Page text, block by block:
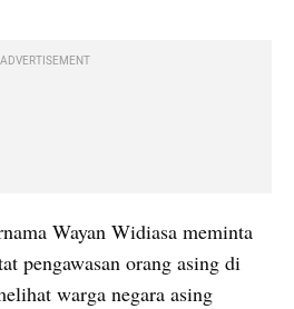
ADVERTISEMENT
Wayan Widiasa meminta
pengawasan orang asing di
warga negara asing